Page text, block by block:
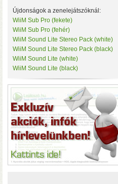
Twelve South
Ubiquiti
UPS Power
Vision Security
WD
WiiM
Y-Cam
Z-Wave.Me
Zipato
Újdonságok a zenelejátszóknál:
WiiM Sub Pro (fekete)
WiiM Sub Pro (fehér)
WiiM Sound Lite Stereo Pack (white)
WiiM Sound Lite Stereo Pack (black)
WiiM Sound Lite (white)
WiiM Sound Lite (black)